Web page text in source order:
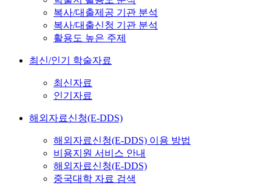
복사/대출제공 기관 분석
복사/대출신청 기관 분석
활용도 높은 주제
최신/인기 학술자료
최신자료
인기자료
해외자료신청(E-DDS)
해외자료신청(E-DDS) 이용 방법
비용지원 서비스 안내
해외자료신청(E-DDS)
중국대학 자료 검색